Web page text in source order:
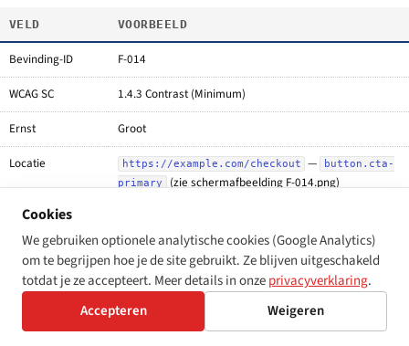
VELD VOORBEELD
Bevinding-ID F-014
WCAG SC 1.4.3 Contrast (Minimum)
Ernst Groot
Locatie https://example.com/checkout —
button.cta-
primary
(zie schermafbeelding F-014.png)
Beschrijving
contrast van 3,2:1 tegen de oranje achtergrond; WCAG
AA vereist 4,5:1.
Gebruikersimpact
Gebruikers met laag zichtvermogen en gebruikers in fel
buitenlicht kunnen het knoplabel niet lezen.
Cookies
We gebruiken optionele analytische cookies (Google Analytics)
om te begrijpen hoe je de site gebruikt. Ze blijven uitgeschakeld
totdat je ze accepteert. Meer details in onzeprivacyverklaring.
Accepteren
Weigeren